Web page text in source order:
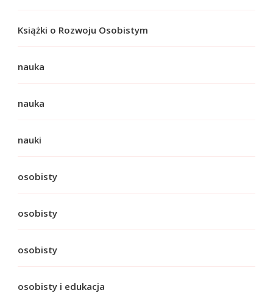
Książki o Rozwoju Osobistym
nauka
nauka
nauki
osobisty
osobisty
osobisty
osobisty i edukacja